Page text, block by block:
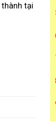
tại